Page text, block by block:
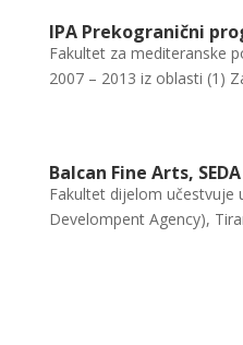
IPA Prekogranični
Fakultet za mediteranske
2007 – 2013 iz oblasti (1)
Balcan Fine Arts,
Fakultet dijelom učestvuje
Develompent Agency),